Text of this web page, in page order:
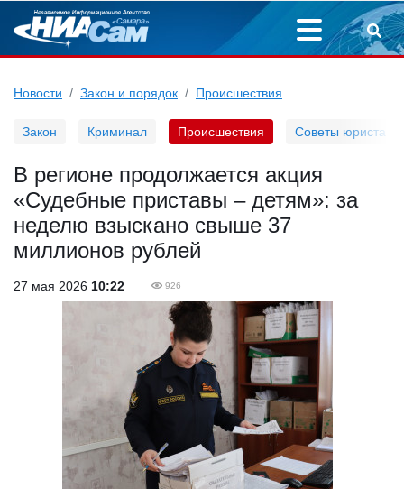
Новости Закон и порядок Происшествия
Закон Криминал Происшествия Советы юриста
В регионе продолжается акция
«Судебные приставы – детям»: за
неделю взыскано свыше 37
миллионов рублей
27 мая 2026 10:22 926